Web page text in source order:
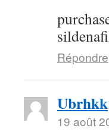
Répondre
Ubrhkk
19 août